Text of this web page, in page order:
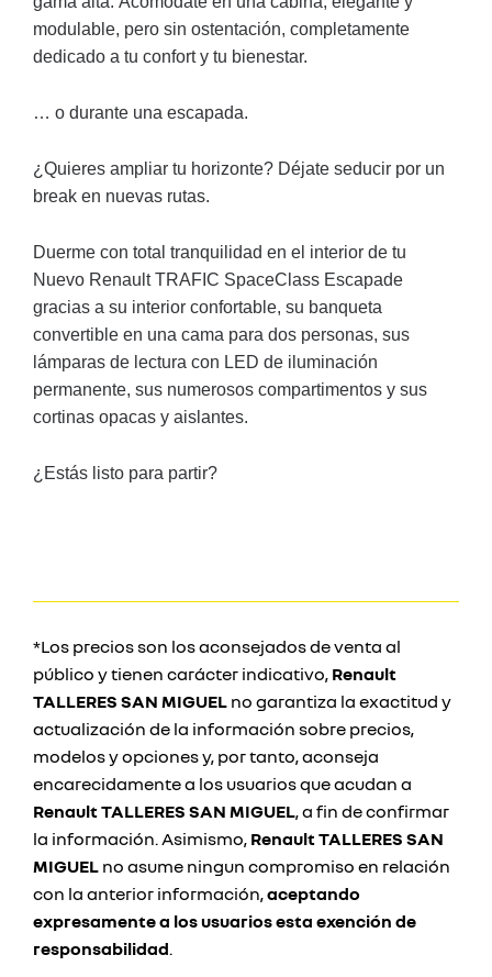
modulable, pero sin ostentación, completamente
dedicado a tu confort y tu bienestar.
… o durante una escapada.
¿Quieres ampliar tu horizonte? Déjate seducir por un
break en nuevas rutas.
Duerme con total tranquilidad en el interior de tu
Nuevo Renault TRAFIC SpaceClass Escapade
gracias a su interior confortable, su banqueta
convertible en una cama para dos personas, sus
lámparas de lectura con LED de iluminación
permanente, sus numerosos compartimentos y sus
cortinas opacas y aislantes.
¿Estás listo para partir?
*Los precios son los aconsejados de venta al
público y tienen carácter indicativo, Renault
TALLERES SAN MIGUEL no garantiza la exactitud y
actualización de la información sobre precios,
modelos y opciones y, por tanto, aconseja
encarecidamente a los usuarios que acudan a
Renault TALLERES SAN MIGUEL, a fin de confirmar
la información. Asimismo, Renault TALLERES SAN
MIGUEL no asume ningun compromiso en relación
con la anterior información,aceptando
expresamente a los usuarios esta exención de
responsabilidad.